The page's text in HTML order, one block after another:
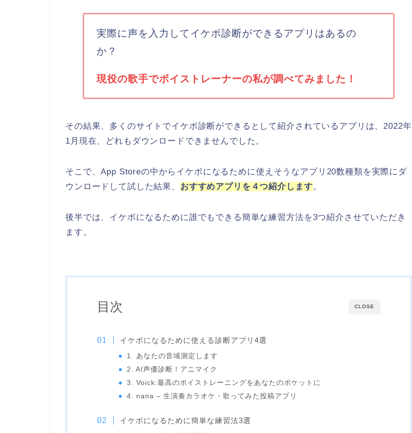
実際に声を入力してイケボ診断ができるアプリはあるの
か？
現役の歌手でボイストレーナーの私が調べてみました！
その結果、多くのサイトでイケボ診断ができるとして紹介されているアプリは、2022年
1月現在、どれもダウンロードできませんでした。
そこで、App Storeの中からイケボになるために使えそうなアプリ20数種類を実際にダ
ウンロードして試した結果、 おすすめアプリを４つ紹介します。
後半では、イケボになるために誰でもできる簡単な練習方法を3つ紹介させていただき
ます。
CLOSE
目次
イケボになるために使える診断アプリ4選
1. あなたの音域測定します
2. AI声優診断！アニマイク
3. Voick:最高のボイストレーニングをあなたのポケットに
4. nana – 生演奏カラオケ・歌ってみた投稿アプリ
イケボになるために簡単な練習法3選